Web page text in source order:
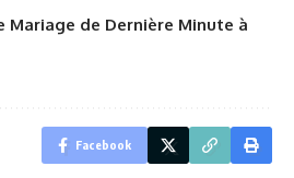
Mariage de Dernière Minute à
Facebook